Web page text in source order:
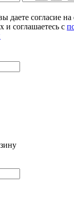
даете согласие на
и соглашаетесь с